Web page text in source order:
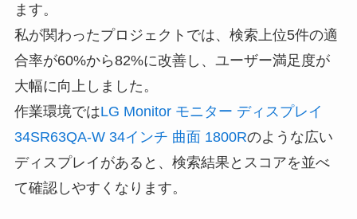
ます。
私が関わったプロジェクトでは、検索上位5件の適
合率が60%から82%に改善し、ユーザー満足度が
大幅に向上しました。
作業環境ではLG Monitor モニター ディスプレイ
34SR63QA-W 34インチ 曲面 1800Rのような広い
ディスプレイがあると、検索結果とスコアを並べ
て確認しやすくなります。